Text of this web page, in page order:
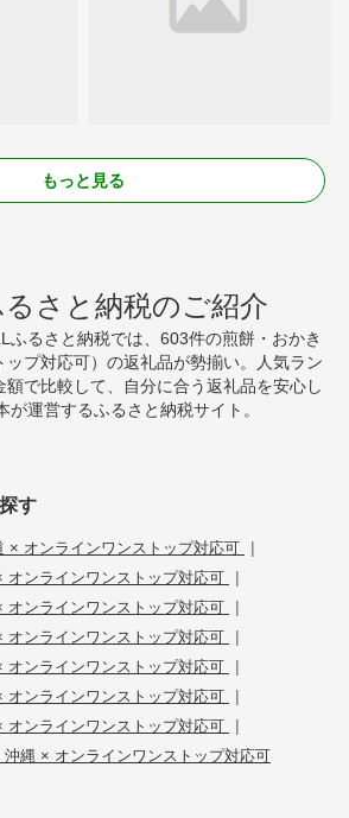
もっと見る
さと納税のご紹介
ふるさと納税では、603件の煎餅・おかき
ップ対応可）の返礼品が勢揃い。人気ラン
額で比較して、自分に合う返礼品を安心し
が運営するふるさと納税サイト。
す
× オンラインワンストップ対応可 |
ンラインワンストップ対応可 |
ンラインワンストップ対応可 |
ンラインワンストップ対応可 |
ンラインワンストップ対応可 |
ンラインワンストップ対応可 |
ンラインワンストップ対応可 |
縄 × オンラインワンストップ対応可